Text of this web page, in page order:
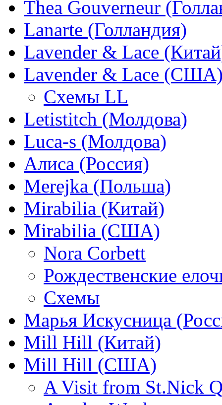
Thea Gouverneur
Lanarte (Голландия)
Lavender & Lace
Lavender & Lace
Схемы LL
Letistitch (Молдова)
Luca-s (Молдова)
Алиса (Россия)
Merejka (Польша)
Mirabilia (Китай)
Mirabilia (США)
Nora Corbett
Рождественские
Схемы
Марья Искусница
Mill Hill (Китай)
Mill Hill (США)
A Visit from St.Nick